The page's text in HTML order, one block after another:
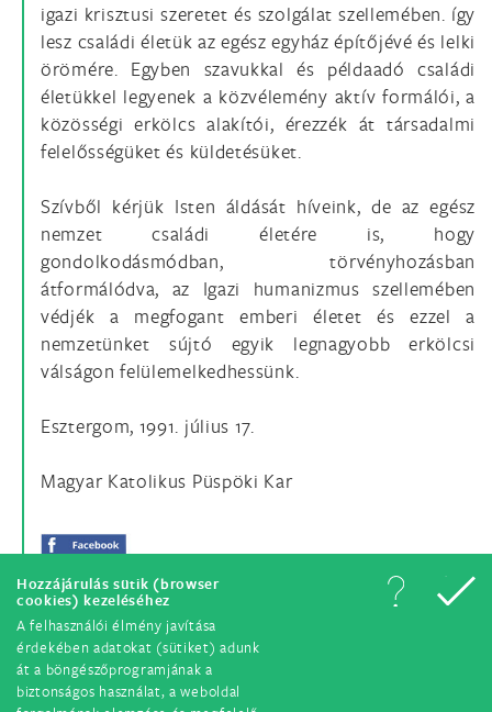
Hozzájárulás sütik (browser
cookies) kezeléséhez
A felhasználói élmény javítása
érdekében adatokat (sütiket) adunk
át a böngészőprogramjának a
biztonságos használat, a weboldal
igazi krisztusi szeretet és szolgálat szellemében. így
lesz családi életük az egész egyház építőjévé és lelki
örömére. Egyben szavukkal és példaadó családi
életükkel legyenek a közvélemény aktív formálói, a
közösségi erkölcs alakítói, érezzék át társadalmi
felelősségüket és küldetésüket.
Szívből kérjük Isten áldását híveink, de az egész
nemzet családi életére is, hogy
gondolkodásmódban, törvényhozásban
átformálódva, az Igazi humanizmus szellemében
védjék a megfogant emberi életet és ezzel a
nemzetünket sújtó egyik legnagyobb erkölcsi
válságon felülemelkedhessünk.
Esztergom, 1991. július 17.
Magyar Katolikus Püspöki Kar